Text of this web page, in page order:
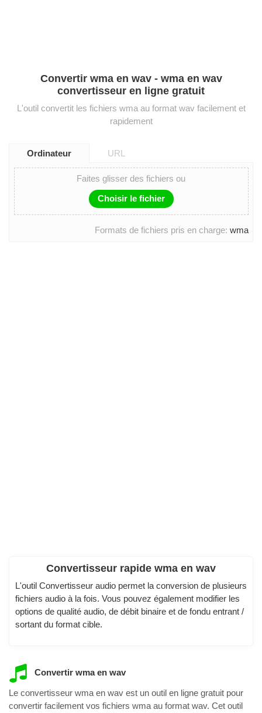
Convertir wma en wav - wma en wav
convertisseur en ligne gratuit
L'outil convertit les fichiers wma au format wav facilement et
rapidement
Ordinateur URL
Faites glisser des fichiers ou
Choisir le fichier
Formats de fichiers pris en charge: wma
Convertisseur rapide wma en wav
L'outil Convertisseur audio permet la conversion de plusieurs
fichiers audio à la fois. Vous pouvez également modifier les
options de qualité audio, de débit binaire et de fondu entrant /
sortant du format cible.
Convertir wma en wav
Le convertisseur wma en wav est un outil en ligne gratuit pour
convertir facilement vos fichiers wma au format wav. Cet outil